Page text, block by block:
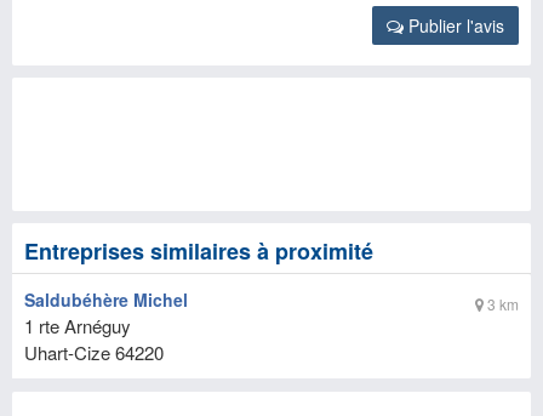
Publier l'avis
Entreprises similaires à proximité
3 km
Saldubéhère Michel
1 rte Arnéguy
Uhart-Cize64220